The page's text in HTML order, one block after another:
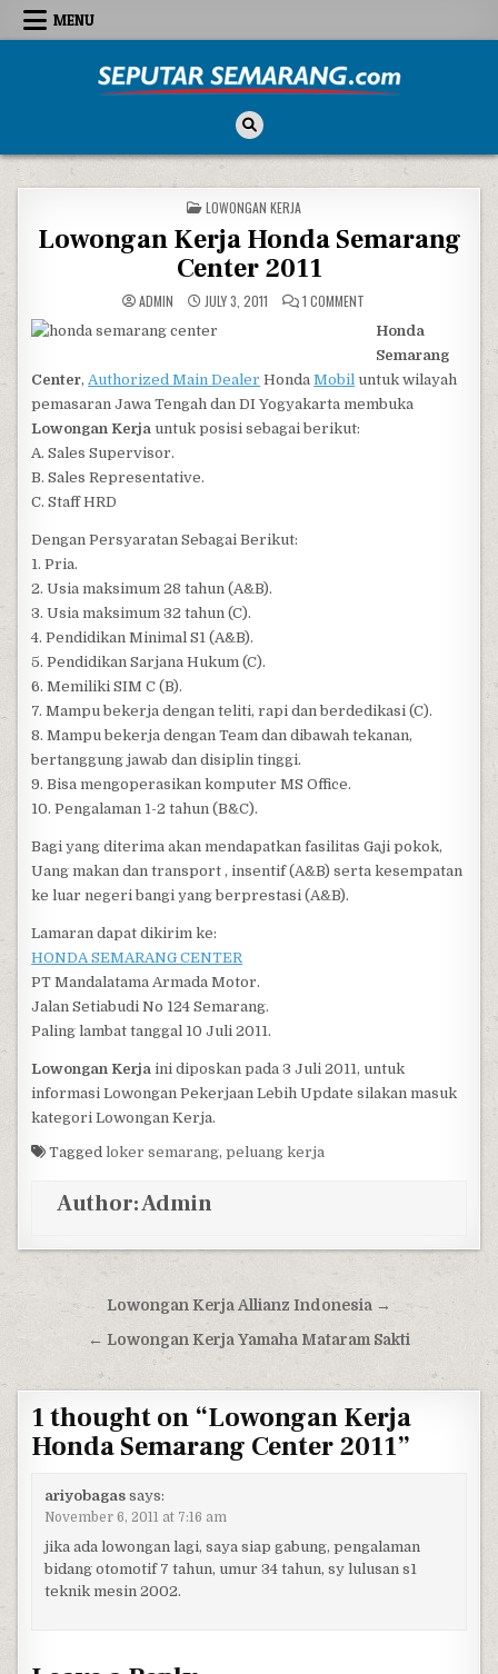
Skip to content
MENU
POSTED IN
LOWONGAN KERJA
Lowongan Kerja Honda Semarang
Center 2011
ADMIN JULY 3, 2011 1 COMMENT
Honda
Semarang
Center,Authorized Main Dealer HondaMobil untuk wilayah
pemasaran Jawa Tengah dan DI Yogyakarta membuka
Lowongan Kerja untuk posisi sebagai berikut:
A. Sales Supervisor.
B. Sales Representative.
C. Staff HRD
Dengan Persyaratan Sebagai Berikut:
1. Pria.
2. Usia maksimum 28 tahun (A&B).
3. Usia maksimum 32 tahun (C).
4. Pendidikan Minimal S1 (A&B).
5. Pendidikan Sarjana Hukum (C).
6. Memiliki SIM C (B).
7. Mampu bekerja dengan teliti, rapi dan berdedikasi (C).
8. Mampu bekerja dengan Team dan dibawah tekanan,
bertanggung jawab dan disiplin tinggi.
9. Bisa mengoperasikan komputer MS Office.
10. Pengalaman 1-2 tahun (B&C).
Bagi yang diterima akan mendapatkan fasilitas Gaji pokok,
Uang makan dan transport , insentif (A&B) serta kesempatan
ke luar negeri bangi yang berprestasi (A&B).
Lamaran dapat dikirim ke:
HONDA SEMARANG CENTER
PT Mandalatama Armada Motor.
Jalan Setiabudi No 124 Semarang.
Paling lambat tanggal 10 Juli 2011.
Lowongan Kerja ini diposkan pada 3 Juli 2011, untuk
informasi Lowongan Pekerjaan Lebih Update silakan masuk
kategori Lowongan Kerja.
Taggedloker semarang,peluang kerja
Author:Admin
Post navigation
Lowongan Kerja Allianz Indonesia →
← Lowongan Kerja Yamaha Mataram Sakti
1 thought on “Lowongan Kerja
Honda Semarang Center 2011”
ariyobagas says:
November 6, 2011 at 7:16 am
jika ada lowongan lagi, saya siap gabung, pengalaman
bidang otomotif 7 tahun, umur 34 tahun, sy lulusan s1
teknik mesin 2002.